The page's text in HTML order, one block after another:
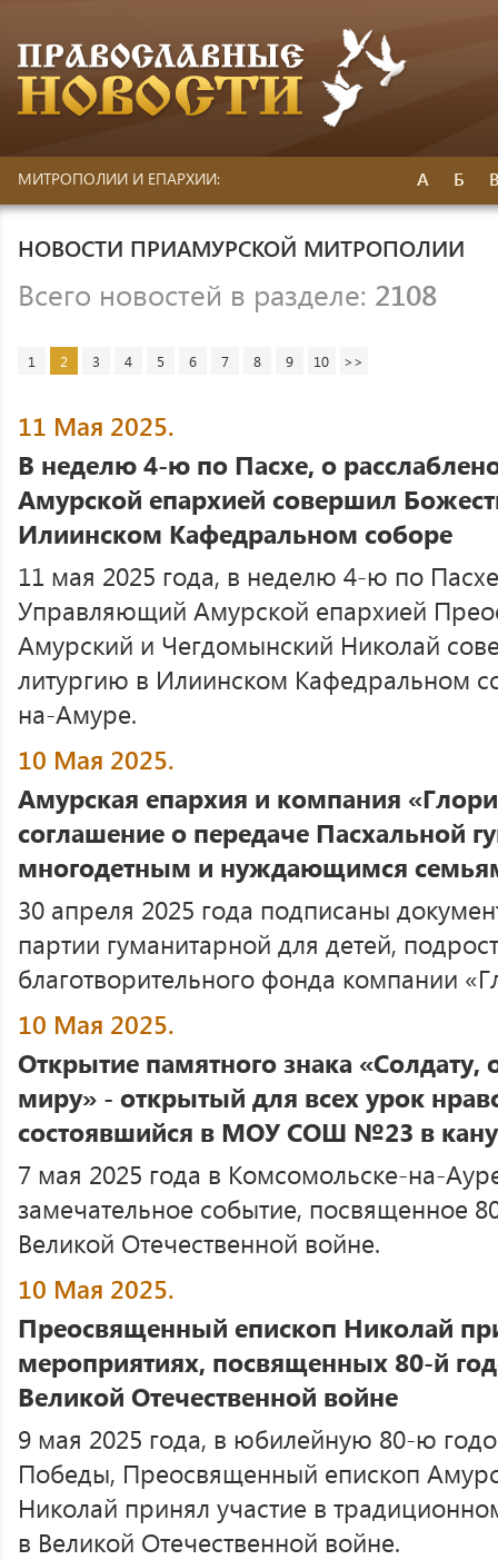
МИТРОПОЛИИ И ЕПАРХИИ: А Б
НОВОСТИ ПРИАМУРСКОЙ МИТРОПОЛИИ
Всего новостей в разделе: 2108
1 2 3 4 5 6 7 8 9 10 >>
11 Мая 2025.
В неделю 4-ю по Пасхе, о
Амурской епархией совершил
Илиинском Кафедральном соборе
11 мая 2025 года, в неделю 4-ю по
Управляющий Амурской епархией
Амурский и Чегдомынский Николай
литургию в Илиинском Кафедральном
на-Амуре.
10 Мая 2025.
Амурская епархия и компания
соглашение о передаче Пасхальной
многодетным и нуждающимся
30 апреля 2025 года подписаны
партии гуманитарной для детей,
благотворительного фонда компании
10 Мая 2025.
Открытие памятного знака
миру» - открытый для всех урок
состоявшийся в МОУ СОШ №23 в
7 мая 2025 года в Комсомольске-на-
замечательное событие, посвященное
Великой Отечественной войне.
10 Мая 2025.
Преосвященный епископ Николай
мероприятиях, посвященных 80-й
Великой Отечественной войне
9 мая 2025 года, в юбилейную 80-ю
Победы, Преосвященный епископ
Николай принял участие в
в Великой Отечественной войне.